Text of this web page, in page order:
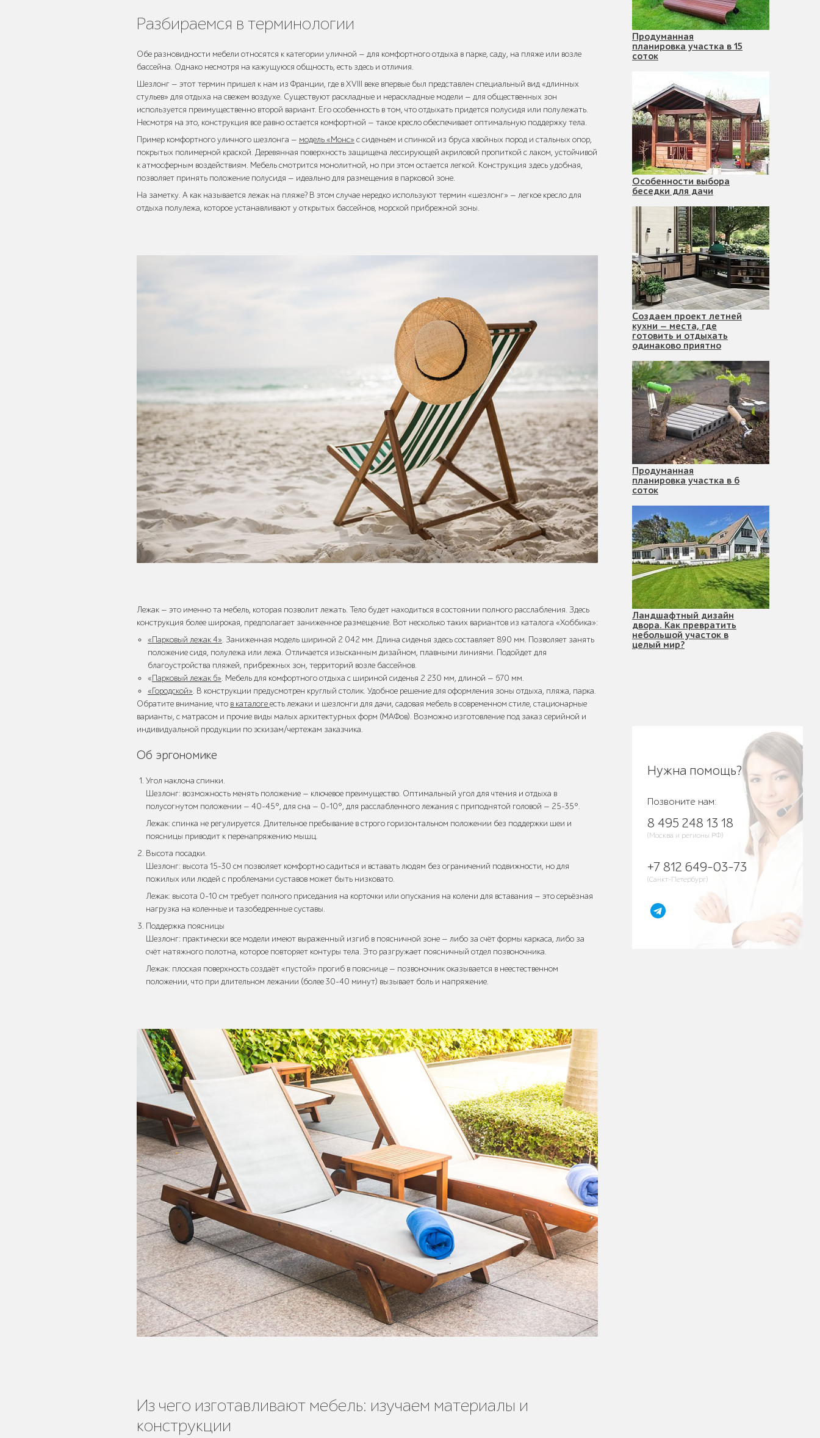
Разбираемся в терминологии
Обе разновидности мебели относятся к категории уличной — для комфортного отдыха в парке, саду, на пляже или возле
бассейна. Однако несмотря на кажущуюся общность, есть здесь и отличия.
Шезлонг — этот термин пришел к нам из Франции, где в XVIII веке впервые был представлен специальный вид «длинных
стульев» для отдыха на свежем воздухе. Существуют раскладные и нераскладные модели — для общественных зон
используется преимущественно второй вариант. Его особенность в том, что отдыхать придется полусидя или полулежать.
Несмотря на это, конструкция все равно остается комфортной — такое кресло обеспечивает оптимальную поддержку тела.
Пример комфортного уличного шезлонга — модель «Монс» с сиденьем и спинкой из бруса хвойных пород и стальных опор,
покрытых полимерной краской. Деревянная поверхность защищена лессирующей акриловой пропиткой с лаком, устойчивой
к атмосферным воздействиям. Мебель смотрится монолитной, но при этом остается легкой. Конструкция здесь удобная,
позволяет принять положение полусидя — идеально для размещения в парковой зоне.
На заметку. А как называется лежак на пляже? В этом случае нередко используют термин «шезлонг» — легкое кресло для
отдыха полулежа, которое устанавливают у открытых бассейнов, морской прибрежной зоны.
Лежак — это именно та мебель, которая позволит лежать. Тело будет находиться в состоянии полного расслабления. Здесь
конструкция более широкая, предполагает заниженное размещение. Вот несколько таких вариантов из каталога «Хоббика»:
«Парковый лежак 4». Заниженная модель шириной 2 042 мм. Длина сиденья здесь составляет 890 мм. Позволяет занять
положение сидя, полулежа или лежа. Отличается изысканным дизайном, плавными линиями. Подойдет для
благоустройства пляжей, прибрежных зон, территорий возле бассейнов.
«Парковый лежак 6». Мебель для комфортного отдыха с шириной сиденья 2 230 мм, длиной — 670 мм.
«Городской». В конструкции предусмотрен круглый столик. Удобное решение для оформления зоны отдыха, пляжа, парка.
Обратите внимание, что в каталогеесть лежаки и шезлонги для дачи, садовая мебель в современном стиле, стационарные
варианты, с матрасом и прочие виды малых архитектурных форм (МАФов). Возможно изготовление под заказ серийной и
индивидуальной продукции по эскизам/чертежам заказчика.
Об эргономике
Угол наклона спинки.
Шезлонг: возможность менять положение — ключевое преимущество. Оптимальный угол для чтения и отдыха в
полусогнутом положении — 40–45°, для сна — 0–10°, для расслабленного лежания с приподнятой головой — 25–35°.
Лежак: спинка не регулируется. Длительное пребывание в строго горизонтальном положении без поддержки шеи и
поясницы приводит к перенапряжению мышц.
Высота посадки.
Шезлонг: высота 15–30 см позволяет комфортно садиться и вставать людям без ограничений подвижности, но для
пожилых или людей с проблемами суставов может быть низковато.
Лежак: высота 0–10 см требует полного приседания на корточки или опускания на колени для вставания — это серьёзная
нагрузка на коленные и тазобедренные суставы.
Поддержка поясницы
Шезлонг: практически все модели имеют выраженный изгиб в поясничной зоне — либо за счёт формы каркаса, либо за
счёт натяжного полотна, которое повторяет контуры тела. Это разгружает поясничный отдел позвоночника.
Лежак: плоская поверхность создаёт «пустой» прогиб в пояснице — позвоночник оказывается в неестественном
положении, что при длительном лежании (более 30–40 минут) вызывает боль и напряжение.
Из чего изготавливают мебель: изучаем материалы и
конструкции
Продуманная
планировка участка в 15
соток
Особенности выбора
беседки для дачи
Создаем проект летней
кухни — места, где
готовить и отдыхать
одинаково приятно
Продуманная
планировка участка в 6
соток
Ландшафтный дизайн
двора. Как превратить
небольшой участок в
целый мир?
Нужна помощь?
Позвоните нам:
8 495 248 13 18
(Москва и регионы РФ)
+7 812 649-03-73
(Санкт-Петербург)